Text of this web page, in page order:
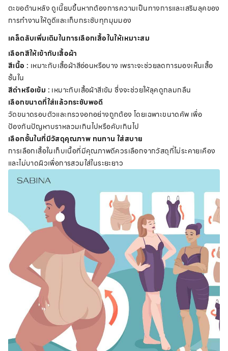
ตะขอด้านหลัง ดูเนี๊ยบขึ้นหากต้องการความเป็นทางการและเสริมลุคของ
การทำงานให้ดูดีและเก็บกระชับทุกมุมมอง
เคล็ดลับเพิ่มเติมในการเลือกเสื้อในให้เหมาะสม
เลือกสีให้เข้ากับเสื้อผ้า
สีเนื้อ : เหมาะกับเสื้อผ้าสีอ่อนหรือบาง เพราะจะช่วยลดการมองเห็นเสื้อ
ชั้นใน
สีดำหรือเข้ม : เหมาะกับเสื้อผ้าสีเข้ม ซึ่งจะช่วยให้ลุคดูกลมกลืน
เลือกขนาดที่ใส่แล้วกระชับพอดี
วัดขนาดรอบตัวและทรวงอกอย่างถูกต้อง โดยเฉพาะขนาดคัพ เพื่อ
ป้องกันปัญหาบราหลวมเกินไปหรือคับเกินไป
เลือกชั้นในที่มีวัสดุคุณภาพ ทนทาน ใส่สบาย
การเลือกเสื้อในเก็บเนื้อที่มีคุณภาพดีควรเลือกจากวัสดุที่ไม่ระคายเคือง
และไม่บาดผิวเพื่อการสวมใส่ในระยะยาว